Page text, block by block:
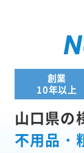
創業
10年以上
山口県の
不用品・